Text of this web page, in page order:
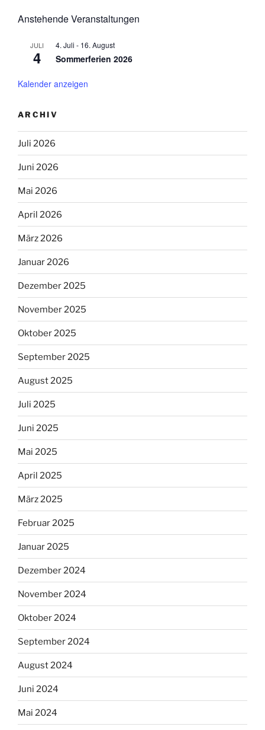
Anstehende Veranstaltungen
JULI
4
4. Juli - 16. August
Sommerferien 2026
Kalender anzeigen
ARCHIV
Juli 2026
Juni 2026
Mai 2026
April 2026
März 2026
Januar 2026
Dezember 2025
November 2025
Oktober 2025
September 2025
August 2025
Juli 2025
Juni 2025
Mai 2025
April 2025
März 2025
Februar 2025
Januar 2025
Dezember 2024
November 2024
Oktober 2024
September 2024
August 2024
Juni 2024
Mai 2024